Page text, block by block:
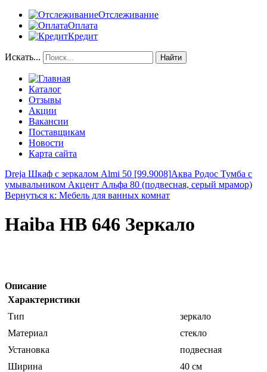
Отслеживание
Оплата
Кредит
Искать... Найти
Каталог
Отзывы
Акции
Вакансии
Поставщикам
Новости
Карта сайта
Dreja Шкаф с зеркалом Almi 50 [99.9008]Аква Родос Тумба с
умывальником Акцент Альфа 80 (подвесная, серый мрамор)
Вернуться к: Мебель для ванных комнат
Haiba HB 646 Зеркало
Описание
Характеристики
Тип
зеркало
Материал
стекло
Установка
подвесная
Ширина
40 см